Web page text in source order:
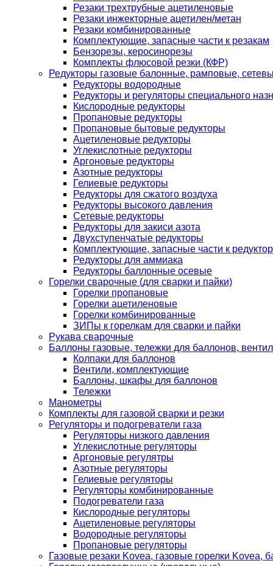
Резаки трехтрубные ацетиленовые
Резаки инжекторные ацетилен/метан
Резаки комбинированные
Комплектующие, запасные части к резакам
Бензорезы, керосинорезы
Комплекты флюсовой резки (КФР)
Редукторы газовые балонные, рамповые,
Редукторы водородные
Редукторы и регуляторы специального
Кислородные редукторы
Пропановые редукторы
Пропановые бытовые редукторы
Ацетиленовые редукторы
Углекислотные редукторы
Аргоновые редукторы
Азотные редукторы
Гелиевые редукторы
Редукторы для сжатого воздуха
Редукторы высокого давления
Сетевые редукторы
Редукторы для закиси азота
Двухступенчатые редукторы
Комплектующие, запасные части к
Редукторы для аммиака
Редукторы баллонные осевые
Горелки сварочные (для сварки и пайки)
Горелки пропановые
Горелки ацетиленовые
Горелки комбинированные
ЗИПы к горелкам для сварки и пайки
Рукава сварочные
Баллоны газовые, тележки для баллонов,
Колпаки для баллонов
Вентили, комплектующие
Баллоны, шкафы для баллонов
Тележки
Манометры
Комплекты для газовой сварки и резки
Регуляторы и подогреватели газа
Регуляторы низкого давления
Углекислотные регуляторы
Аргоновые регулятры
Азотные регуляторы
Гелиевые регуляторы
Регуляторы комбинированные
Подогреватели газа
Кислородные регуляторы
Ацетиленовые регуляторы
Водородные регуляторы
Пропановые регуляторы
Газовые резаки Kovea, газовые горелки Kovea,